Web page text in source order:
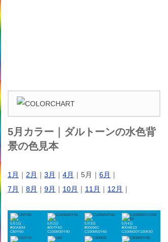
5月カラー｜ダルトーンの水色背
景の色見本
1月 ｜ 2月 ｜ 3月 ｜ 4月 ｜5月｜ 6月 ｜
7月 ｜ 8月 ｜ 9月 ｜ 10月 ｜ 11月 ｜ 12月 ｜
5月1日
#00AB84
C80Y60
5月2日
#007F4D
C100M30Y90
5月3日
#00696C
C100M50Y60
5月4日
#004B1D
C100M20Y100K60